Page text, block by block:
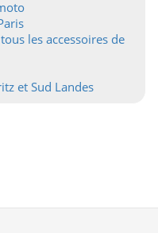
les accessoires de
et Sud Landes